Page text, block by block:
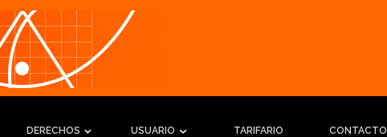
DERECHOS USUARIO TARIFARIO CONTACTO